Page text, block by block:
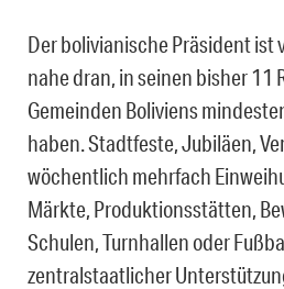
Der bolivianische Präsident ist
nahe dran, in seinen bisher 11
Gemeinden Boliviens
haben. Stadtfeste, Jubiläen,
wöchentlich mehrfach
Märkte, Produktionsstätten,
Schulen, Turnhallen oder
zentralstaatlicher